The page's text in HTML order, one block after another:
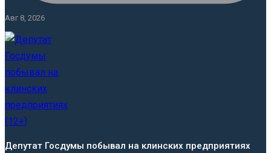
Авг 8, 2026
Депутат Госдумы побывал на клинских предприятиях